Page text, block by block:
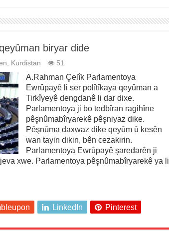
biryar dide
, Kurdistan 51
A.Rahman Çelîk Parlamentoya
Ewrûpayê li ser polîtîkaya qeyûman a
Tirkîyeyê dengdanê li dar dixe.
Parlamentoya ji bo tedbîran ragihîne
pêşnûmabîryarekê pêşniyaz dike.
Pêşnûma daxwaz dike qeyûm û kesên
wan tayin dikin, bên cezakirin.
Parlamentoya Ewrûpayê şaredarên ji
xwe. Parlamentoya pêşnûmabîryarekê ya li
LinkedIn Pinterest